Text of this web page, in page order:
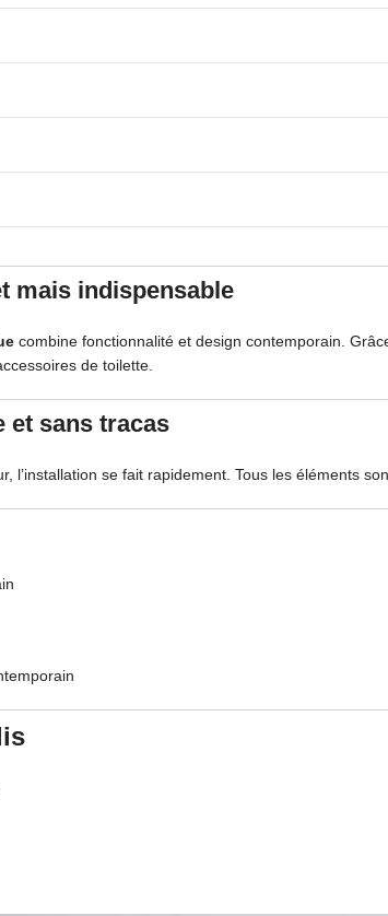
mais indispensable
combine fonctionnalité et design contemporain.
de toilette.
et sans tracas
l’installation se fait rapidement. Tous les éléments